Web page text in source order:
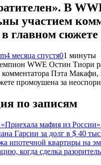
В
участием
главном
4 месяца спустя01 минуты
WWE Остин Тиори
Пэта Макафи,
промоушена за
по записям
«Приехала мафия из
Гарсии за долг в $ 40
ипотечной квартиры на
когда сделка